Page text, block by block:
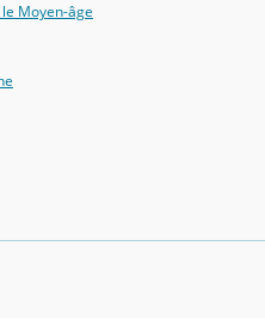
Moyen-âge